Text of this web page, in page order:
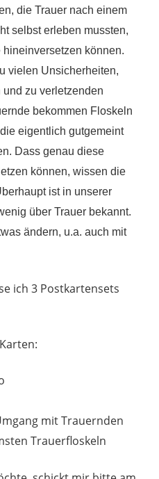
die Trauer nach einem
selbst erleben mussten,
können.
vielen Unsicherheiten,
und zu verletzenden
bekommen Floskeln
eigentlich gutgemeint
Dass genau diese
können, wissen die
ist in unserer
über Trauer bekannt.
ändern, u.a. auch mit
ich 3 Postkartensets
mit Trauernden
Trauerfloskeln